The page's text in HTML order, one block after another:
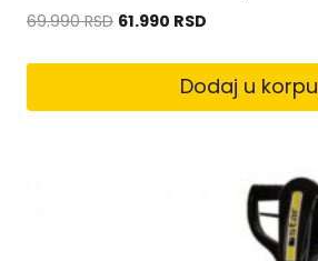
69.990RSD 61.990 RSD
Dodaj u korpu